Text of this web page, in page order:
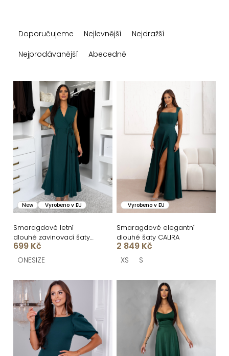
a
n
í
p
r
o
d
u
k
t
ů
Doporučujeme Nejlevnější
Nejdražší
Nejprodávanější
Abecedně
ý
p
i
s
p
r
o
d
u
k
ů
New Vyrobeno v EU
Smaragdové letní
dlouhé zavinovací šaty
AVENYXA s páskem
699 Kč
ONESIZE
Vyrobeno v EU
Smaragdové elegantní
dlouhé šaty CALIRA
2 849 Kč
XS S